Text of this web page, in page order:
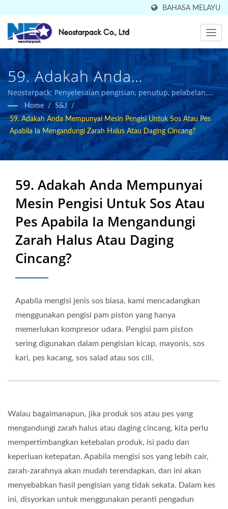
BAHASA MELAYU
59. Adakah Anda
Mempunyai Mesin Pengisian
Untuk Sos Atau Pes Yang
Mengandungi Zarah Halus
Atau Daging Cincang? |
Dijual Di 50 Negara
Pengeluar Peralatan
Pembungkusan Industri
Berkualiti Tinggi |
Neostarpack Co., Ltd.
Neostarpack: Penyelesaian pengisian, penutup, pelabelan,
dan pembungkusan yang diperakui CE untuk industri
makanan dan farmaseutikal.
Home / S&J
/
59. Adakah Anda Mempunyai Mesin Pengisi Untuk Sos Atau Pes
Apabila Ia Mengandungi Zarah Halus Atau Daging Cincang?
59. Adakah Anda Mempunyai
Mesin Pengisi Untuk Sos Atau
Pes Apabila Ia Mengandungi
Zarah Halus Atau Daging
Cincang?
Apabila mengisi jenis sos biasa, kami mencadangkan
menggunakan pengisi pam piston yang hanya
memerlukan kompresor udara. Pengisi pam piston
sering digunakan dalam pengisian kicap, mayonis, sos
kari, pes kacang, sos salad atau sos cili.
Walau bagaimanapun, jika produk sos atau pes yang
mengandungi zarah halus atau daging cincang, kita perlu
mempertimbangkan ketebalan produk, isi padu dan
keperluan ketepatan. Apabila mengisi sos yang lebih cair,
zarah-zarahnya akan mudah terendapkan, dan ini akan
menyebabkan hasil pengisian yang tidak sekata. Dalam kes
ini, disyorkan untuk menggunakan peranti pengadun